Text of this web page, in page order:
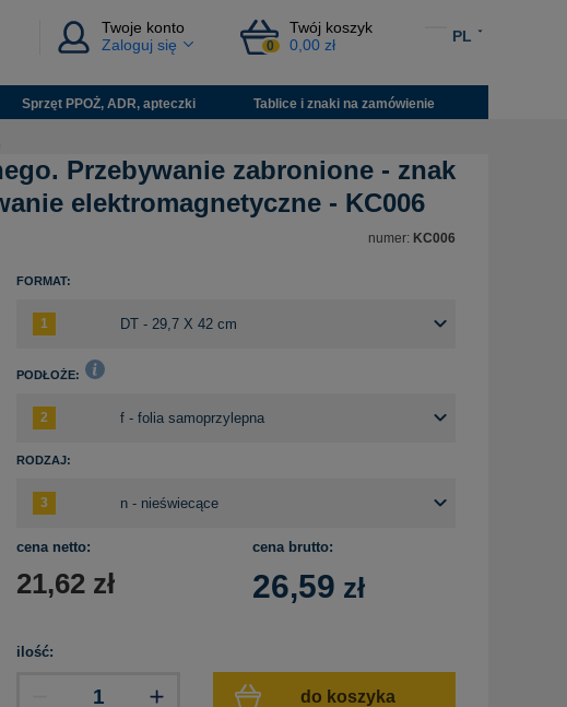
Twoje konto
Zaloguj się
Twój koszyk
0 0,00 zł
PL
Sprzęt PPOŻ, ADR, apteczki Tablice i znaki na zamówienie
Przebywanie zabronione - znak
elektromagnetyczne - KC006
numer: KC006
FORMAT:
PODŁOŻE:
RODZAJ:
cena netto:
21,62 zł
cena brutto:
26,59 zł
ilość:
do koszyka